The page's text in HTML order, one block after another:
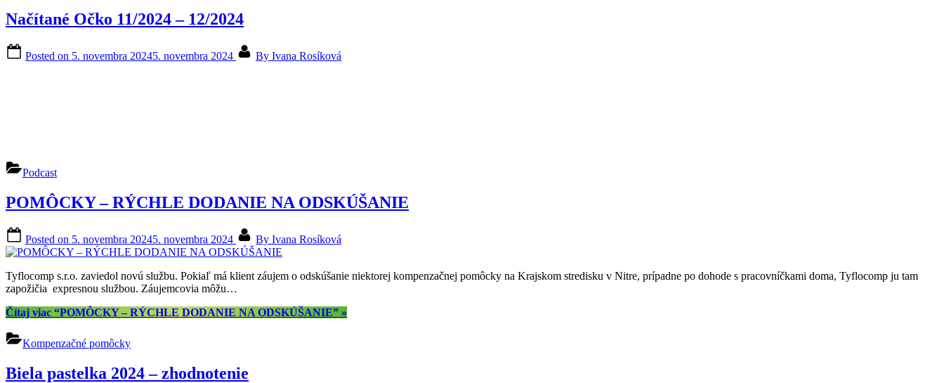
Načítané Očko 11/2024 – 12/2024
Posted on 5. novembra 20245. novembra 2024 By Ivana Rosíková
Podcast
POMÔCKY – RÝCHLE DODANIE NA ODSKÚŠANIE
Posted on 5. novembra 20245. novembra 2024 By Ivana Rosíková
Tyflocomp s.r.o. zaviedol novú službu. Pokiaľ má klient záujem o odskúšanie niektorej kompenzačnej pomôcky na Krajskom stredisku v Nitre, prípadne po dohode s pracovníčkami doma, Tyflocomp ju tam
zapožičia expresnou službou. Záujemcovia môžu…
Čítaj viac “POMÔCKY – RÝCHLE DODANIE NA ODSKÚŠANIE” »
Kompenzačné pomôcky
Biela pastelka 2024 – zhodnotenie